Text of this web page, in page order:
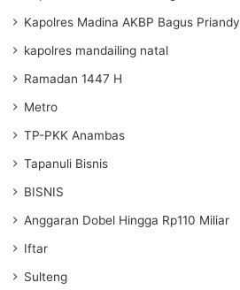
Kapolres Madina AKBP Bagus Priandy
kapolres mandailing natal
Ramadan 1447 H
Metro
TP-PKK Anambas
Tapanuli Bisnis
BISNIS
Anggaran Dobel Hingga Rp110 Miliar
Iftar
Sulteng